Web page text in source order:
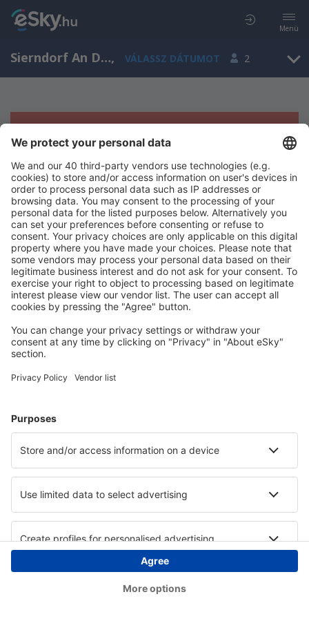
Menü
Sierndorf An Der March, Lower Austria, Ausztria, VÁLASSZ DÁTUMOT 2
Sajnos semmilyen eredménnyel nem
szolgálhatunk.
Próbáld meg még egyszer más kritériumot kiválasztva
Copyright © eSky.hu Minden jog fenntartva.